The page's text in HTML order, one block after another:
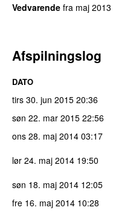
Vedvarende fra maj 2013
Afspilningslog
DATO
tirs 30. jun 2015 20:36
søn 22. mar 2015 22:56
ons 28. maj 2014 03:17
lør 24. maj 2014 19:50
søn 18. maj 2014 12:05
fre 16. maj 2014 10:28